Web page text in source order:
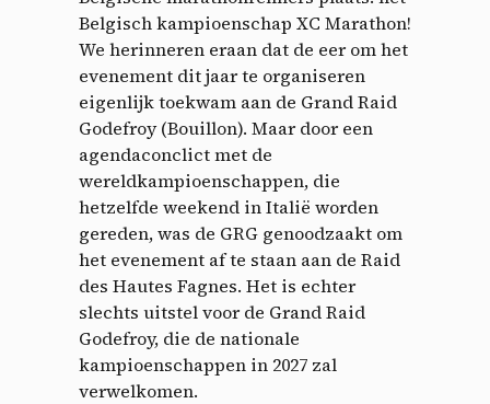
Belgisch kampioenschap XC Marathon!
We herinneren eraan dat de eer om het
evenement dit jaar te organiseren
eigenlijk toekwam aan de Grand Raid
Godefroy (Bouillon). Maar door een
agendaconclict met de
wereldkampioenschappen, die
hetzelfde weekend in Italië worden
gereden, was de GRG genoodzaakt om
het evenement af te staan aan de Raid
des Hautes Fagnes. Het is echter
slechts uitstel voor de Grand Raid
Godefroy, die de nationale
kampioenschappen in 2027 zal
verwelkomen.